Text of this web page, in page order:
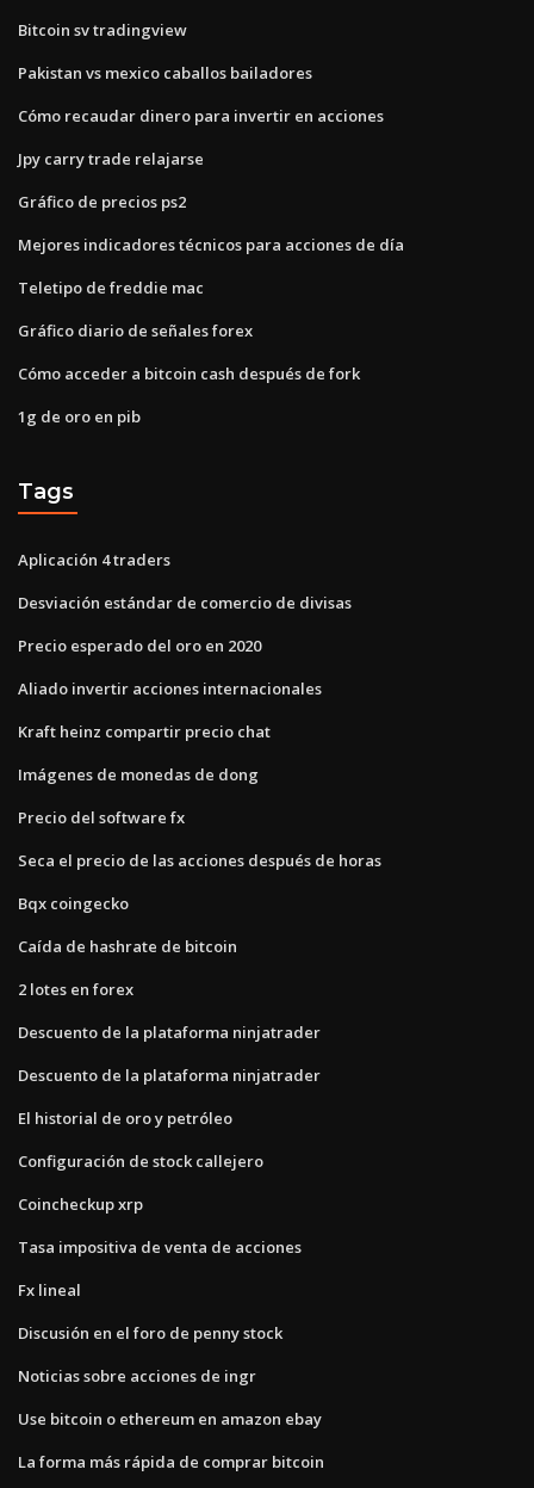
Bitcoin sv tradingview
Pakistan vs mexico caballos bailadores
Cómo recaudar dinero para invertir en acciones
Jpy carry trade relajarse
Gráfico de precios ps2
Mejores indicadores técnicos para acciones de día
Teletipo de freddie mac
Gráfico diario de señales forex
Cómo acceder a bitcoin cash después de fork
1g de oro en pib
Tags
Aplicación 4 traders
Desviación estándar de comercio de divisas
Precio esperado del oro en 2020
Aliado invertir acciones internacionales
Kraft heinz compartir precio chat
Imágenes de monedas de dong
Precio del software fx
Seca el precio de las acciones después de horas
Bqx coingecko
Caída de hashrate de bitcoin
2 lotes en forex
Descuento de la plataforma ninjatrader
Descuento de la plataforma ninjatrader
El historial de oro y petróleo
Configuración de stock callejero
Coincheckup xrp
Tasa impositiva de venta de acciones
Fx lineal
Discusión en el foro de penny stock
Noticias sobre acciones de ingr
Use bitcoin o ethereum en amazon ebay
La forma más rápida de comprar bitcoin